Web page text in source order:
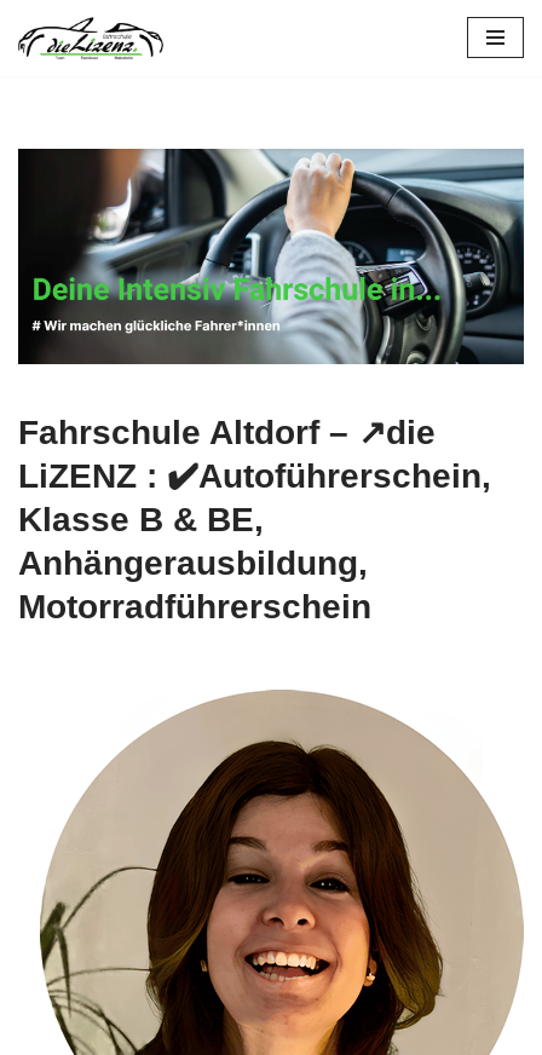
Fahrschule Altdorf – ↗️die
LiZENZ : ✔️Autoführerschein,
Klasse B & BE,
Anhängerausbildung,
Motorradführerschein